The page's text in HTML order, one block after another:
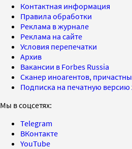
Контактная информация
Правила обработки
Реклама в журнале
Реклама на сайте
Условия перепечатки
Архив
Вакансии в Forbes Russia
Сканер иноагентов,
Подписка на печатную
Мы в соцсетях:
Telegram
ВКонтакте
YouTube